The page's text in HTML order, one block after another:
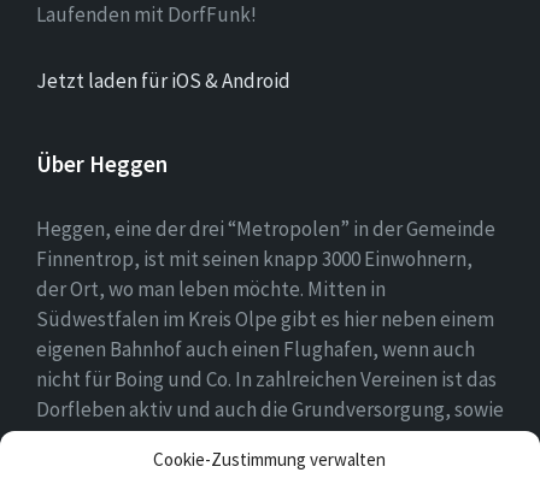
Cookie-Zustimmung verwalten
Laufenden mit DorfFunk!
Jetzt laden für iOS & Android
Über Heggen
Heggen, eine der drei “Metropolen” in der Gemeinde
Finnentrop, ist mit seinen knapp 3000 Einwohnern,
der Ort, wo man leben möchte. Mitten in
Südwestfalen im Kreis Olpe gibt es hier neben einem
eigenen Bahnhof auch einen Flughafen, wenn auch
nicht für Boing und Co. In zahlreichen Vereinen ist das
Dorfleben aktiv und auch die Grundversorgung, sowie
eine Schule und zwei Kindergärten gehören zum